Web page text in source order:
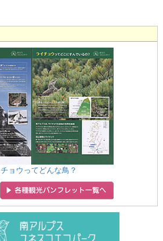
ョウってどんな鳥？